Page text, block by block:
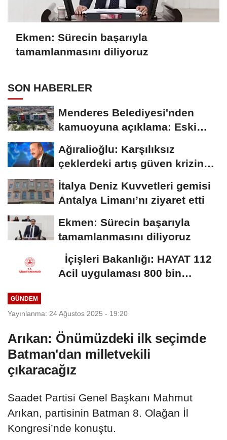
Ekmen: Sürecin başarıyla
tamamlanmasını diliyoruz
SON HABERLER
Menderes Belediyesi'nden
kamuoyuna açıklama: Eski
Ağıralioğlu: Karşılıksız
çeklerdeki artış güven krizine
işaret...
İtalya Deniz Kuvvetleri gemisi
Antalya Limanı’nı ziyaret etti
Ekmen: Sürecin başarıyla
tamamlanmasını diliyoruz
İçişleri Bakanlığı: HAYAT 112
Acil uygulaması 800 bin
GÜNDEM
Yayınlanma: 24 Ağustos 2025 - 19:20
Arıkan: Önümüzdeki ilk seçimde
Batman'dan milletvekili
çıkaracağız
Saadet Partisi Genel Başkanı Mahmut
Arıkan, partisinin Batman 8. Olağan İl
Kongresi’nde konuştu.